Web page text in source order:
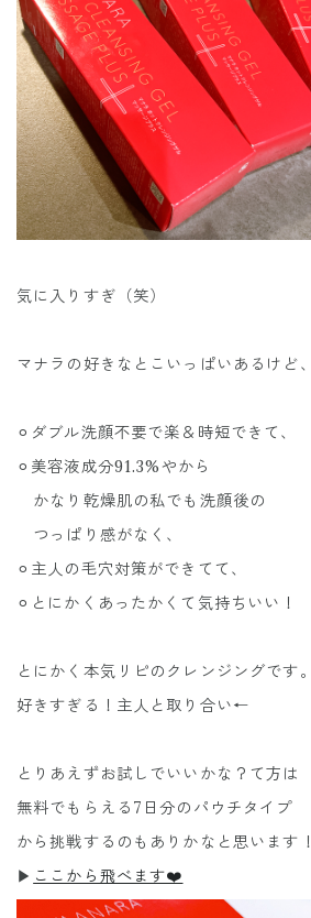
気に入りすぎ（笑）
マナラの好きなとこいっぱいあるけど、
⚪︎ダブル洗顔不要で楽＆時短できて、
⚪︎美容液成分91.3%やから
かなり乾燥肌の私でも洗顔後の
つっぱり感がなく、
⚪︎主人の毛穴対策ができてて、
⚪︎とにかくあったかくて気持ちいい！
とにかく本気リピのクレンジングです。
好きすぎる！主人と取り合い←
とりあえずお試しでいいかな？て方は
無料でもらえる7日分のパウチタイプ
から挑戦するのもありかなと思います！
▶︎ ここから飛べます❤️